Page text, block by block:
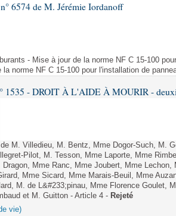
6574 de M. Jérémie Iordanoff
- Mise à jour de la norme NF C 15-100
la norme NF C 15-100 pour l'installation de
1535 - DROIT À L'AIDE À MOURIR -
M. Villedieu, M. Bentz, Mme Dogor-Such, M.
Pilot, M. Tesson, Mme Laporte, Mme
Dragon, Mme Ranc, Mme Joubert, Mme
Mme Sicard, Mme Marais-Beuil, Mme
M. de L&#233;pinau, Mme Florence Goulet,
et M. Guitton - Article 4 - Rejeté
vie)